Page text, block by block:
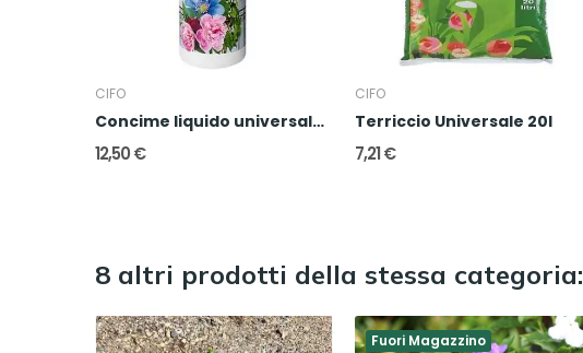
CIFO
Concime liquido universale 1l
12,50 €
CIFO
Terriccio Universale 20l
7,21 €
8 altri prodotti della stessa categoria:
Fuori Magazzino